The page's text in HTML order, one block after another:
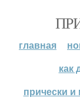
главная
как
прически